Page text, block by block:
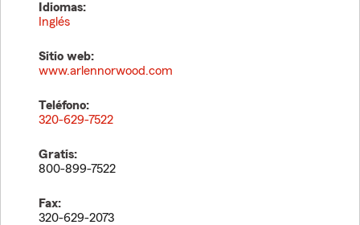
Idiomas:
Inglés
Sitio web:
www.arlennorwood.com
Teléfono:
320-629-7522
Gratis:
800-899-7522
Fax:
320-629-2073